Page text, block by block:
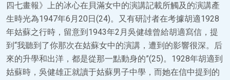
四七畫報》上的冰心在貝滿女中的演講記載所觸及的演講產
生時光為1947年6月20日(24)。又有研討者在考據胡適1928
年姑蘇之行時，留意到1943年2月吳健雄曾給胡適寫信，提
到“我聽到了你那次在姑蘇女中的演講，遭到的影響很深。后
來的升學和出洋，都是從那一點動身的”(25)。1928年胡適到
姑蘇時，吳健雄正就讀于姑蘇男子中學，而她在信中提到的